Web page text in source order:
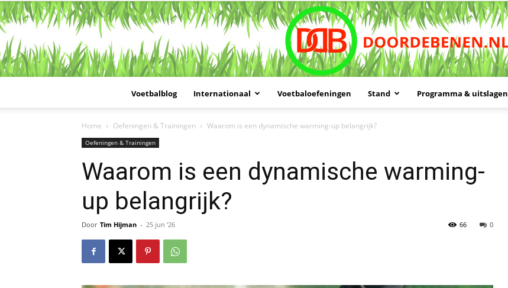
Voetbalblog Internationaal Voetbaloefeningen Stand Programma & uitslagen
Home Oefeningen & Trainingen Waarom is een dynamische warming-up belangrijk?
Oefeningen & Trainingen
Waarom is een dynamische warming-
up belangrijk?
Door Tim Hijman - 25 jun ’26 0
66